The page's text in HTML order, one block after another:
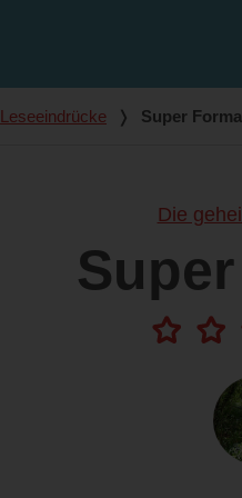
Leseeindrücke ❭ Super
Die